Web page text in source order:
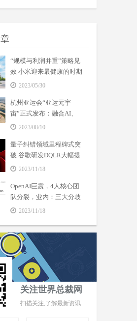
“规模与利润并重”策略见
效 小米迎来最健康的时期
2023/05/30
杭州亚运会“亚运元宇
宙”正式发布：融合AI、
VR等数字技术
2023/08/10
量子纠错领域里程碑式突
破 谷歌研发DQLR大幅提
高量子计算机可靠性
2023/11/18
OpenAI巨震，4人核心团
队分裂，业内：三大分歧
成焦点
2023/11/18
关注世界总裁网
扫描关注,了解最新资讯